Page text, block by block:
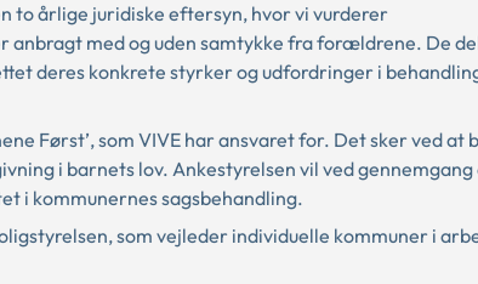
to årlige juridiske eftersyn, hvor vi vurderer
anbragt med og uden samtykke fra forældrene. De
deres konkrete styrker og udfordringer i
Først’, som VIVE har ansvaret for. Det sker ved at
i barnets lov. Ankestyrelsen vil ved
i kommunernes sagsbehandling.
som vejleder individuelle kommuner i